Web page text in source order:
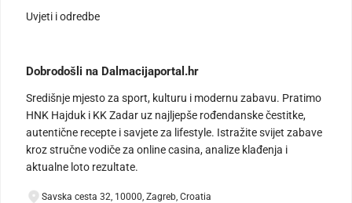
Uvjeti i odredbe
Dobrodošli na Dalmacijaportal.hr
Središnje mjesto za sport, kulturu i modernu zabavu. Pratimo
HNK Hajduk i KK Zadar uz najljepše rođendanske čestitke,
autentične recepte i savjete za lifestyle. Istražite svijet zabave
kroz stručne vodiče za online casina, analize klađenja i
aktualne loto rezultate.
Savska cesta 32, 10000, Zagreb, Croatia